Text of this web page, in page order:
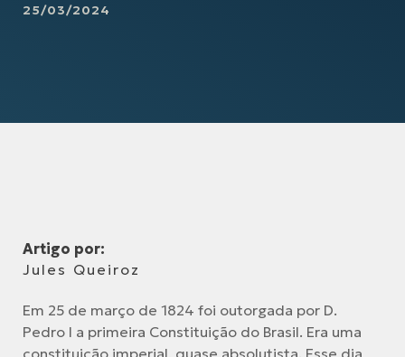
25/03/2024
Artigo por:
Jules Queiroz
Em 25 de março de 1824 foi outorgada por D.
Pedro I a primeira Constituição do Brasil. Era uma